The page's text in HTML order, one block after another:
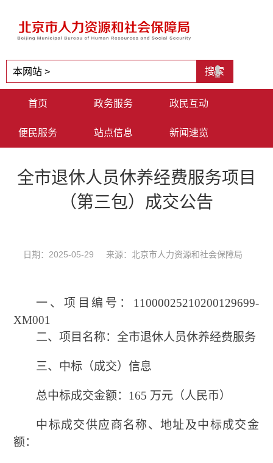
首页 政务服务 政民互动
便民服务 站点信息 新闻速览
全市退休人员休养经费服务项目
（第三包）成交公告
日期：2025-05-29 来源：北京市人力资源和社会保障局
一、项目编号： 11000025210200129699-
XM001
二、项目名称： 全市退休人员休养经费服务
三、中标（成交）信息
总中标成交金额： 165 万元（人民币）
中标成交供应商名称、地址及中标成交金
额：